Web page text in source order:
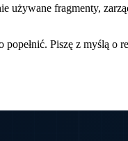
fragmenty,
Piszę z myślą o